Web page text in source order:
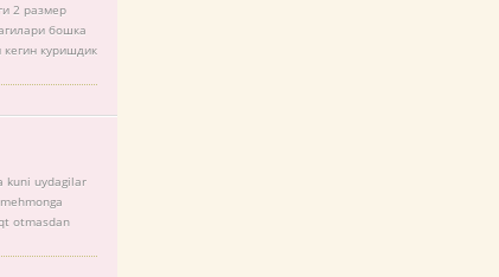
2 размер
бошка
куришдик
kuni uydagilar
otmasdan